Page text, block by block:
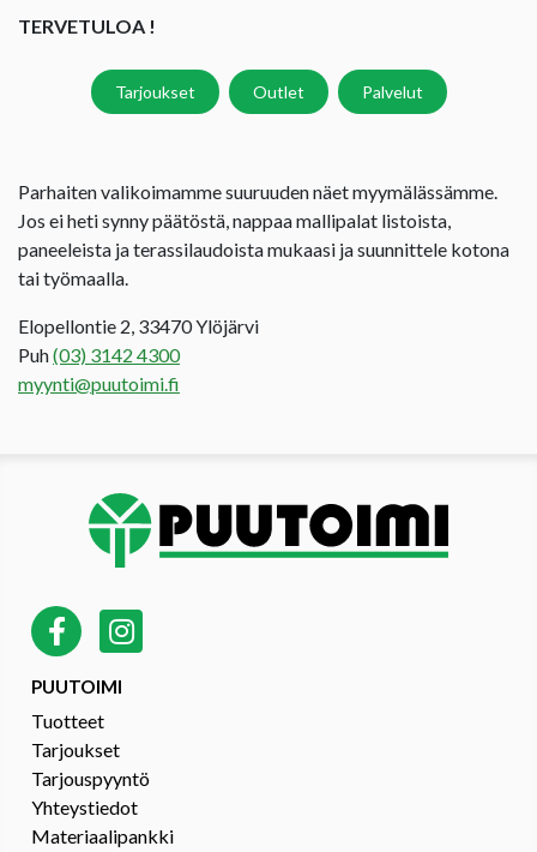
TERVETULOA !
Tarjoukset Outlet Palvelut
Parhaiten valikoimamme suuruuden näet myymälässämme.
Jos ei heti synny päätöstä, nappaa mallipalat listoista,
paneeleista ja terassilaudoista mukaasi ja suunnittele kotona
tai työmaalla.
Elopellontie 2, 33470 Ylöjärvi
Puh(03) 3142 4300
myynti@puutoimi.fi
PUUTOIMI
Tuotteet
Tarjoukset
Tarjouspyyntö
Yhteystiedot
Materiaalipankki